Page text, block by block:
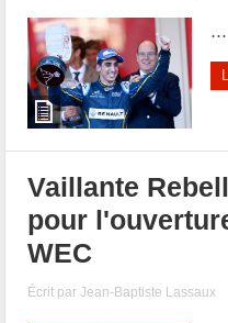
...
Vaillante
pour
WEC
Écrit parJean-Baptiste Lassaux